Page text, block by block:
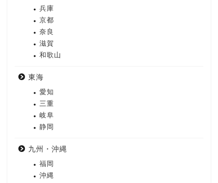
兵庫
京都
奈良
滋賀
和歌山
東海
愛知
三重
岐阜
静岡
九州・沖縄
福岡
沖縄